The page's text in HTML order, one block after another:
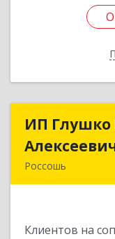
ИП
Россошь
Клиентов на